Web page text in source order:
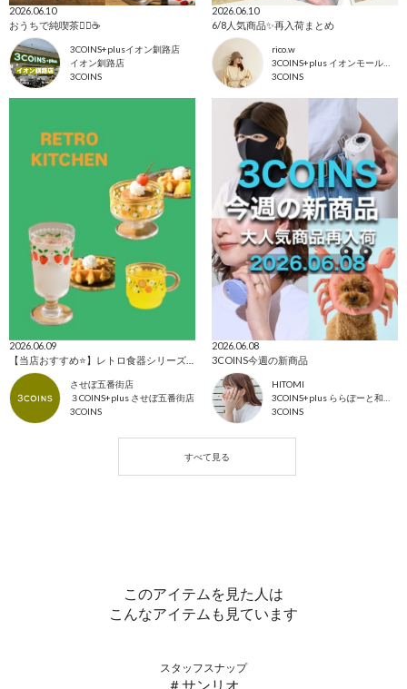
2026.06.10
おうちで純喫茶💁‍♀️☕️
3COINS+plusイオン釧路店
イオン釧路店
3COINS
2026.06.10
6/8人気商品✨再入荷まとめ
rico.w
3COINS
2026.06.09
させぼ五番街店
３COINS+plus させぼ五番街店
3COINS
2026.06.08
3COINS今週の新商品
HITOMI
3COINS
このアイテムを見た人は
こんなアイテムも見ています
スタッフスナップ
＃サンリオ